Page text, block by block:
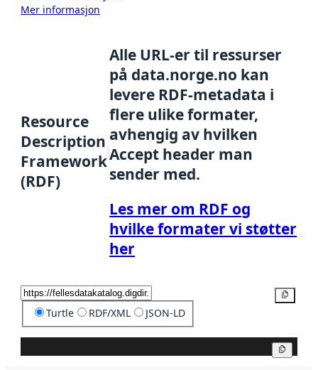
Mer informasjon
Resource
Description
Framework
(RDF)
Alle URL-er til ressurser
på data.norge.no kan
levere RDF-metadata i
flere ulike formater,
avhengig av hvilken
Accept header man
sender med.
Les mer om RDF og
hvilke formater vi støtter
her
Turtle RDF/XML JSON-LD